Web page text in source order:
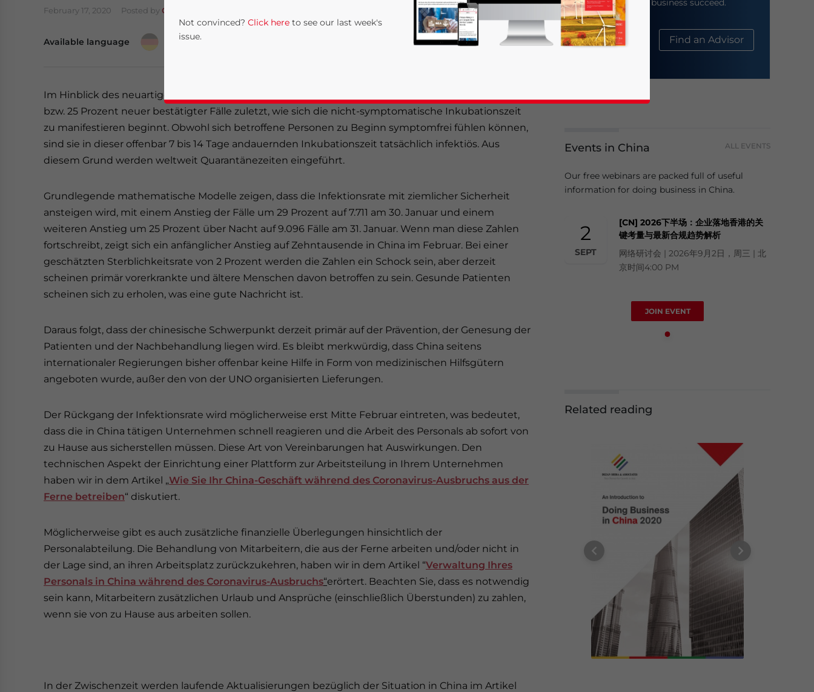
February 17, 2020 Posted byGerman Desk
Available language
Im Hinblick des neuartigen Coronavirus (2019-nCoV) zeigte ein konsekutiver Sprung von 29 Prozent
bzw. 25 Prozent neuer bestätigter Fälle zuletzt, wie sich die nicht-symptomatische Inkubationszeit
zu manifestieren beginnt. Obwohl sich betroffene Personen zu Beginn symptomfrei fühlen können,
sind sie in dieser offenbar 7 bis 14 Tage andauernden Inkubationszeit tatsächlich infektiös. Aus
diesem Grund werden weltweit Quarantänezeiten eingeführt.
Grundlegende mathematische Modelle zeigen, dass die Infektionsrate mit ziemlicher Sicherheit
ansteigen wird, mit einem Anstieg der Fälle um 29 Prozent auf 7.711 am 30. Januar und einem
weiteren Anstieg um 25 Prozent über Nacht auf 9.096 Fälle am 31. Januar. Wenn man diese Zahlen
fortschreibt, zeigt sich ein anfänglicher Anstieg auf Zehntausende in China im Februar. Bei einer
geschätzten Sterblichkeitsrate von 2 Prozent werden die Zahlen ein Schock sein, aber derzeit
scheinen primär vorerkrankte und ältere Menschen davon betroffen zu sein. Gesunde Patienten
scheinen sich zu erholen, was eine gute Nachricht ist.
Daraus folgt, dass der chinesische Schwerpunkt derzeit primär auf der Prävention, der Genesung der
Patienten und der Nachbehandlung liegen wird. Es bleibt merkwürdig, dass China seitens
internationaler Regierungen bisher offenbar keine Hilfe in Form von medizinischen Hilfsgütern
angeboten wurde, außer den von der UNO organisierten Lieferungen.
Der Rückgang der Infektionsrate wird möglicherweise erst Mitte Februar eintreten, was bedeutet,
dass die in China tätigen Unternehmen schnell reagieren und die Arbeit des Personals ab sofort von
zu Hause aus sicherstellen müssen. Diese Art von Vereinbarungen hat Auswirkungen. Den
technischen Aspekt der Einrichtung einer Plattform zur Arbeitsteilung in Ihrem Unternehmen
haben wir in dem Artikel „Wie Sie Ihr China-Geschäft während des Coronavirus-Ausbruchs aus der
Ferne betreiben“ diskutiert.
Möglicherweise gibt es auch zusätzliche finanzielle Überlegungen hinsichtlich der
Personalabteilung. Die Behandlung von Mitarbeitern, die aus der Ferne arbeiten und/oder nicht in
der Lage sind, an ihren Arbeitsplatz zurückzukehren, haben wir in dem Artikel “Verwaltung Ihres
Personals in China während des Coronavirus-Ausbruchs“erörtert. Beachten Sie, dass es notwendig
sein kann, Mitarbeitern zusätzlichen Urlaub und Ansprüche (einschließlich Überstunden) zu zahlen,
wenn sie von zu Hause aus arbeiten sollen.
In der Zwischenzeit werden laufende Aktualisierungen bezüglich der Situation in China im Artikel
help your business succeed.
About Us Find an Advisor
Events in China ALL EVENTS
Our free webinars are packed full of useful
information for doing business in China.
2
SEPT
[CN] 2026下半场：企业落地香港的关
键考量与最新合规趋势解析
网络研讨会 | 2026年9月2日，周三 | 北
京时间4:00 PM
JOIN EVENT
Related reading
Not convinced? Click here to see our last week's
issue.
Statement for this website. Please send me business news and updates for Asia!
- case sensitive